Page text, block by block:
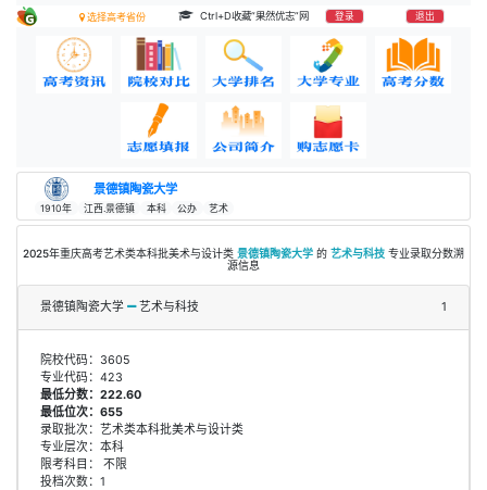
选择高考省份 Ctrl+D收藏“果然优志”网 登录 退出
景德镇陶瓷大学
1910年 江西.景德镇 本科 公办 艺术
2025年重庆高考艺术类本科批美术与设计类 景德镇陶瓷大学 的 艺术与科技 专业录取分数溯
源信息
景德镇陶瓷大学 艺术与科技 1
院校代码：3605
专业代码：423
最低分数：222.60
最低位次：655
录取批次：艺术类本科批美术与设计类
专业层次：本科
限考科目： 不限
投档次数：1